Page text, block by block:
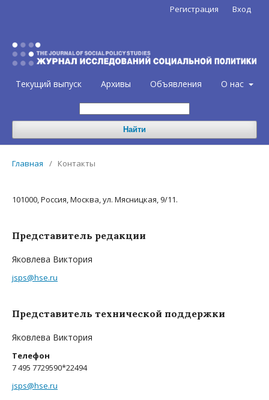
Текущий выпуск Архивы Объявления О нас
Найти
Регистрация Вход
Главная / Контакты
101000, Россия, Москва, ул. Мясницкая, 9/11.
Представитель редакции
Яковлева Виктория
jsps@hse.ru
Представитель технической поддержки
Яковлева Виктория
Телефон
7 495 7729590*22494
jsps@hse.ru